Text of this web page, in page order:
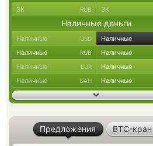
ЗК RUB ЗК
Наличные деньги
Наличные USD Наличные
Наличные RUB Наличные
Наличные EUR Наличные
Наличные UAH Наличные
Предложения BTC-кран